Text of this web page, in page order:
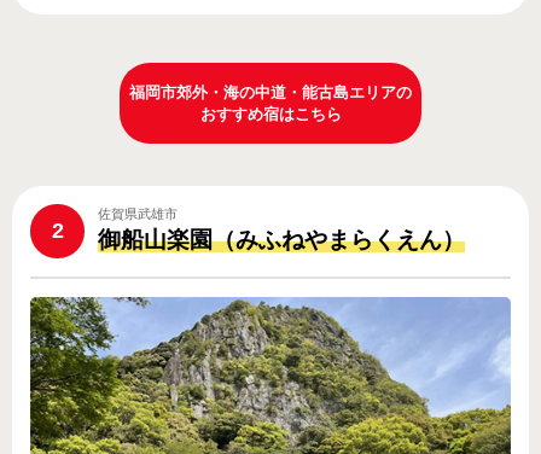
福岡市郊外・海の中道・能古島エリアの
おすすめ宿はこちら
2
佐賀県武雄市
御船山楽園（みふねやまらくえん）